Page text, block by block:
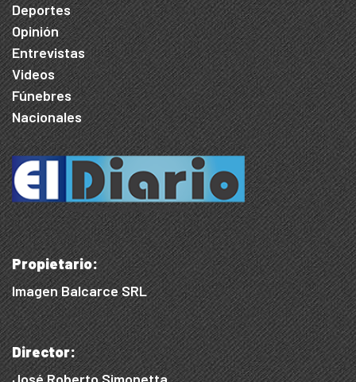
Deportes
Opinión
Entrevistas
Videos
Fúnebres
Nacionales
Propietario:
Imagen Balcarce SRL
Director: